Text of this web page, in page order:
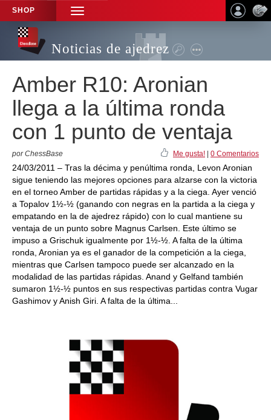
SHOP
TOGGLE
NAVIGATION
Noticias de ajedrez
Amber R10: Aronian
llega a la última ronda
con 1 punto de ventaja
por ChessBase Me gusta! 0 Comentarios
24/03/2011 – Tras la décima y penúltima ronda, Levon Aronian
sigue teniendo las mejores opciones para alzarse con la victoria
en el torneo Amber de partidas rápidas y a la ciega. Ayer venció
a Topalov 1½-½ (ganando con negras en la partida a la ciega y
empatando en la de ajedrez rápido) con lo cual mantiene su
ventaja de un punto sobre Magnus Carlsen. Este último se
impuso a Grischuk igualmente por 1½-½. A falta de la última
ronda, Aronian ya es el ganador de la competición a la ciega,
mientras que Carlsen tampoco puede ser alcanzado en la
modalidad de las partidas rápidas. Anand y Gelfand también
sumaron 1½-½ puntos en sus respectivas partidas contra Vugar
Gashimov y Anish Giri. A falta de la última...